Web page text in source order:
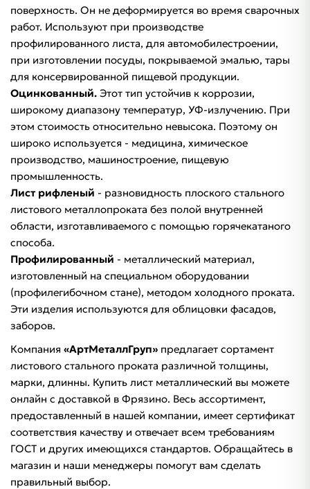
поверхность. Он не деформируется во время сварочных
работ. Используют при производстве
профилированного листа, для автомобилестроении,
при изготовлении посуды, покрываемой эмалью, тары
для консервированной пищевой продукции.
Оцинкованный. Этот тип устойчив к коррозии,
широкому диапазону температур, УФ-излучению. При
этом стоимость относительно невысока. Поэтому он
широко используется - медицина, химическое
производство, машиностроение, пищевую
промышленность.
Лист рифленый - разновидность плоского стального
листового металлопроката без полой внутренней
области, изготавливаемого с помощью горячекатаного
способа.
Профилированный - металлический материал,
изготовленный на специальном оборудовании
(профилегибочном стане), методом холодного проката.
Эти изделия используются для облицовки фасадов,
заборов.
Компания «АртМеталлГруп» предлагает сортамент
листового стального проката различной толщины,
марки, длинны. Купить лист металлический вы можете
онлайн с доставкой в Фрязино. Весь ассортимент,
предоставленный в нашей компании, имеет сертификат
соответствия качеству и отвечает всем требованиям
ГОСТ и других имеющихся стандартов. Обращайтесь в
магазин и наши менеджеры помогут вам сделать
правильный выбор.